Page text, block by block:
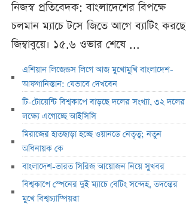
নিজস্ব প্রতিবেদক: বাংলাদেশের বিপক্ষে
চলমান ম্যাচে টসে জিতে আগে ব্যাটিং করছে
জিম্বাবুয়ে। ১৫.৬ ওভার শেষে ...
এশিয়ান লিজেন্ডস লিগে আজ মুখোমুখি বাংলাদেশ-
আফগানিস্তান: যেভাবে দেখবেন
টি-টোয়েন্টি বিশ্বকাপে বাড়ছে দলের সংখ্যা, ৩২ দলের
লক্ষ্যে এগোচ্ছে আইসিসি
মিরাজের হাতছাড়া হচ্ছে ওয়ানডে নেতৃত্ব; নতুন
অধিনায়ক কে
বাংলাদেশ-ভারত সিরিজ আয়োজন নিয়ে সুখবর
বিশ্বকাপে স্পেনের দুই ম্যাচে বেটিং সন্দেহ, তদন্তের
মুখে বিশ্বচ্যাম্পিয়রা